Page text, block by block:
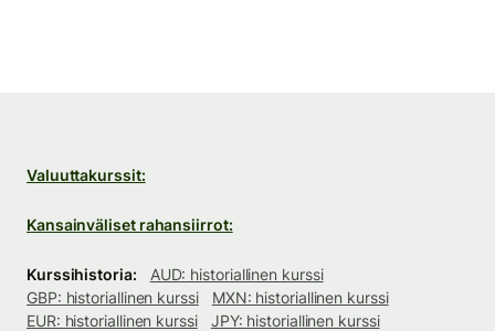
Valuuttakurssit:
Kansainväliset rahansiirrot:
Kurssihistoria:
AUD: historiallinen kurssi
GBP: historiallinen kurssi
MXN: historiallinen kurssi
EUR: historiallinen kurssi
JPY: historiallinen kurssi